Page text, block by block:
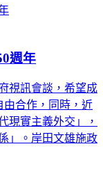
週年
視訊會談，希望成
由合作，同時，近
現實主義外交」，
」。岸田文雄施政